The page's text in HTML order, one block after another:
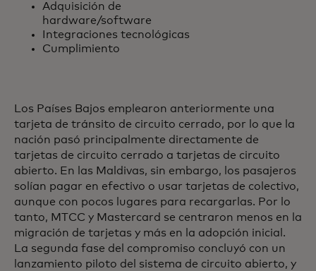
Adquisición de
hardware/software
Integraciones tecnológicas
Cumplimiento
Los Países Bajos emplearon anteriormente una
tarjeta de tránsito de circuito cerrado, por lo que la
nación pasó principalmente directamente de
tarjetas de circuito cerrado a tarjetas de circuito
abierto. En las Maldivas, sin embargo, los pasajeros
solían pagar en efectivo o usar tarjetas de colectivo,
aunque con pocos lugares para recargarlas. Por lo
tanto, MTCC y Mastercard se centraron menos en la
migración de tarjetas y más en la adopción inicial.
La segunda fase del compromiso concluyó con un
lanzamiento piloto del sistema de circuito abierto, y